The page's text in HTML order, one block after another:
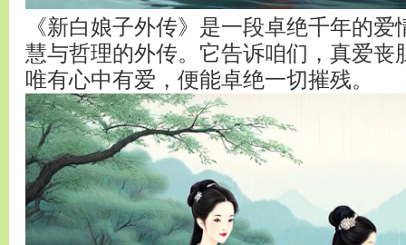
《新白娘子外传》是一段卓绝千年的
慧与哲理的外传。它告诉咱们，真爱丧
唯有心中有爱，便能卓绝一切摧残。